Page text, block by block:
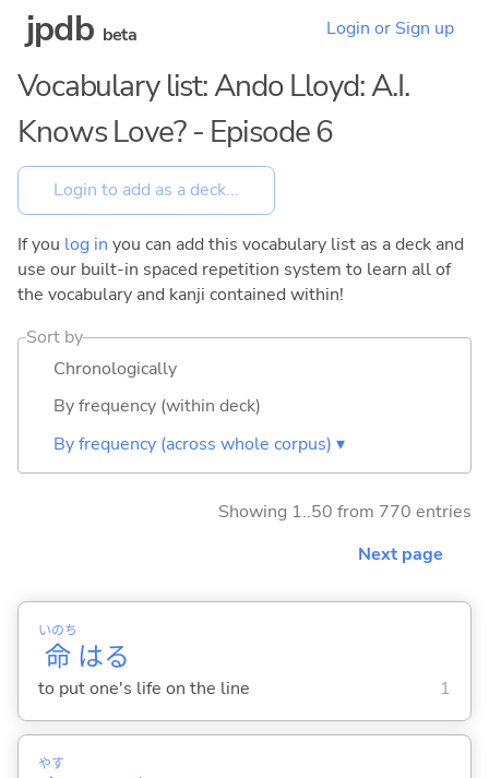
jpdb beta Login or Sign up
Vocabulary list: Ando Lloyd: A.I.
Knows Love? - Episode 6
If you log in you can add this vocabulary list as a deck and
use our built-in spaced repetition system to learn all of
the vocabulary and kanji contained within!
Sort by
Chronologically
By frequency (within deck)
By frequency (across whole corpus) ▾
Showing 1..50 from 770 entries
Next page
命
いのち
はる
to put one's life on the line 1
やす